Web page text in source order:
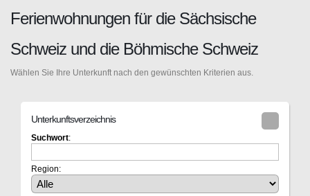
Ferienwohnungen für die Sächsische
Schweiz und die Böhmische Schweiz
Wählen Sie Ihre Unterkunft nach den gewünschten Kriterien aus.
Unterkunftsverzeichnis
Suchwort:
Region: